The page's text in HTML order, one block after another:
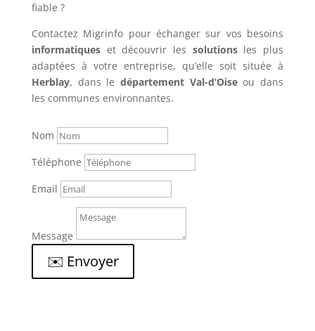
fiable ?
Contactez Migrinfo pour échanger sur vos besoins
informatiqueset découvrir les solutionsles plus
adaptées à votre entreprise, qu’elle soit située à
Herblay, dans le département Val-d’Oiseou dans
les communes environnantes.
Nom
Téléphone
Email
Message
✉️ Envoyer